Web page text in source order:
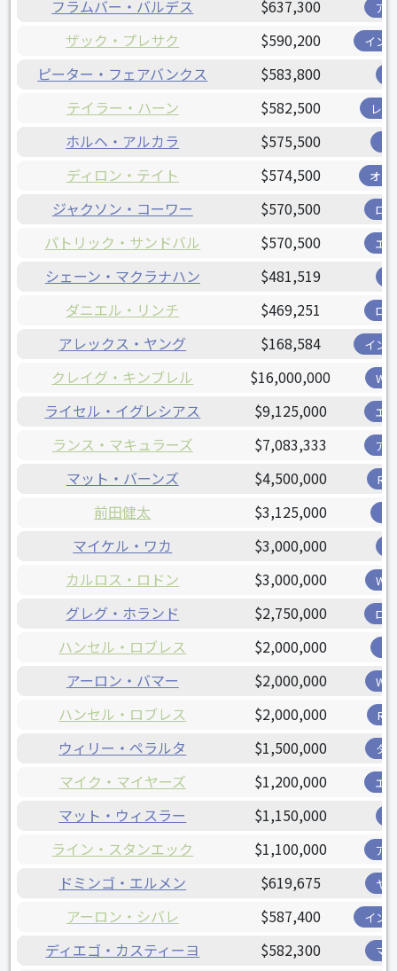
フラムバー・バルデス $637,300 ア
ザック・プレサク $590,200 イン
ピーター・フェアバンクス $583,800
テイラー・ハーン $582,500 レ
ホルヘ・アルカラ $575,500
ディロン・テイト $574,500 オリ
ジャクソン・コーワー $570,500 ロ
パトリック・サンドバル $570,500 エ
シェーン・マクラナハン $481,519
ダニエル・リンチ $469,251 ロ
アレックス・ヤング $168,584 イン
クレイグ・キンブレル $16,000,000 W
ライセル・イグレシアス $9,125,000 エ
ランス・マキュラーズ $7,083,333 ア
マット・バーンズ $4,500,000 R
前田健太 $3,125,000
マイケル・ワカ $3,000,000
カルロス・ロドン $3,000,000 W
グレグ・ホランド $2,750,000 ロ
ハンセル・ロブレス $2,000,000
アーロン・バマー $2,000,000 W
ハンセル・ロブレス $2,000,000 R
ウィリー・ペラルタ $1,500,000 タ
マイク・マイヤーズ $1,200,000 エ
マット・ウィスラー $1,150,000
ライン・スタンエック $1,100,000 ア
ドミンゴ・エルメン $619,675 ヤ
アーロン・シバレ $587,400 イン
ディエゴ・カスティーヨ $582,300 マ